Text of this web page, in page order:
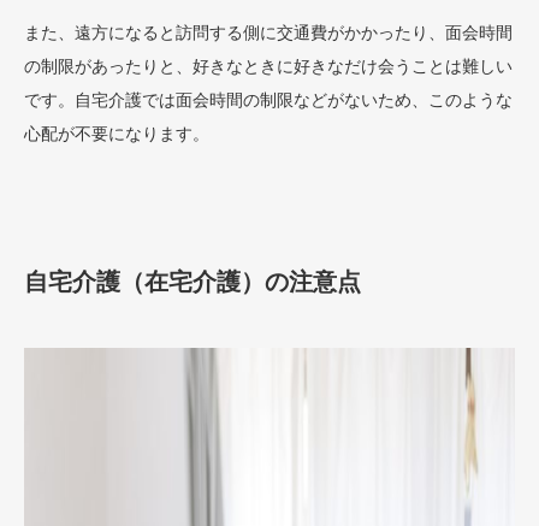
また、遠方になると訪問する側に交通費がかかったり、面会時間
の制限があったりと、好きなときに好きなだけ会うことは難しい
です。自宅介護では面会時間の制限などがないため、このような
心配が不要になります。
自宅介護（在宅介護）の注意点